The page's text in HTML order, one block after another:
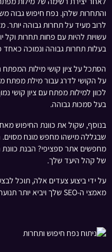
והתחרות שלהן. נפח חיפוש גבוה
לרוב מעיד על תחרות גבוהה יותר.
עשויות להיות עם פחות תחרות
בעלות תחרות גבוהה ונמוכה
הסתכל על ציון קושי מילות
על הקושי לדרג עבור מילת מפתח
לכוון למילות מפתח עם ציון קושי
בעל סמכות גבוהה.
בנוסף, שקול את כוונת החיפוש
שבגללה מישהו מחפש מונח
מחפשים אתר ספציפי? הבנת כוונת
של קהל היעד שלך.
על ידי ביצוע צעדים אלה, תוכל
מאמצי ה-SEO שלך ויביא יותר תנועה ממוקדת לאתר שלך.